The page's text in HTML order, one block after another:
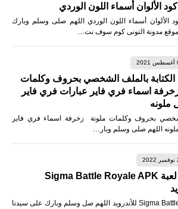
الألوان أسماء اللون الوردي
الألوان أسماء اللون الوردي اللهم صلى وسلم وبارك
مدونة التونى كوم سوف نت…
بالملف الشخصي بحروف وكلمات
اسماء فري فاير عبارات فري فاير
ملونه
بحروف وكلمات ملونة زخرفة اسماء فري فاير
اللهم صلى وسلم وبار…
تحميل لعبة Sigma Battle Royale APK
تحميل لعبة Sigma Battle Royale APK للأندرويد اللهم صل وسلم وبارك على سيدنا